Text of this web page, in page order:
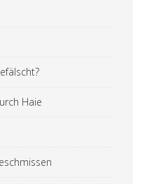
Haie